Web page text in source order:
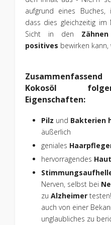
aufgrund eines
dass dies gleichzeitig
Sicht in den
positives bewirken
Kokosöl
Eigenschaften:
Pilz und Bakterien
äußerlich
geniales
hervorragendes
Nerven, selbst bei
zu Alzheimer
auch von einer
unglaubliches zu